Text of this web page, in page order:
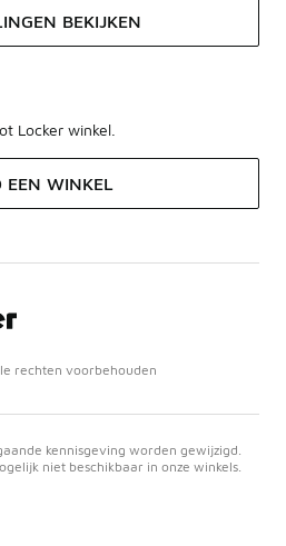
BEKIJKEN
Locker winkel.
EEN WINKEL
rechten voorbehouden
kennisgeving worden gewijzigd.
niet beschikbaar in onze winkels.